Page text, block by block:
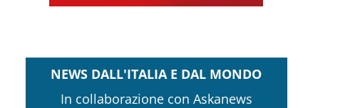
NEWS DALL'ITALIA E DAL MONDO
In collaborazione con Askanews